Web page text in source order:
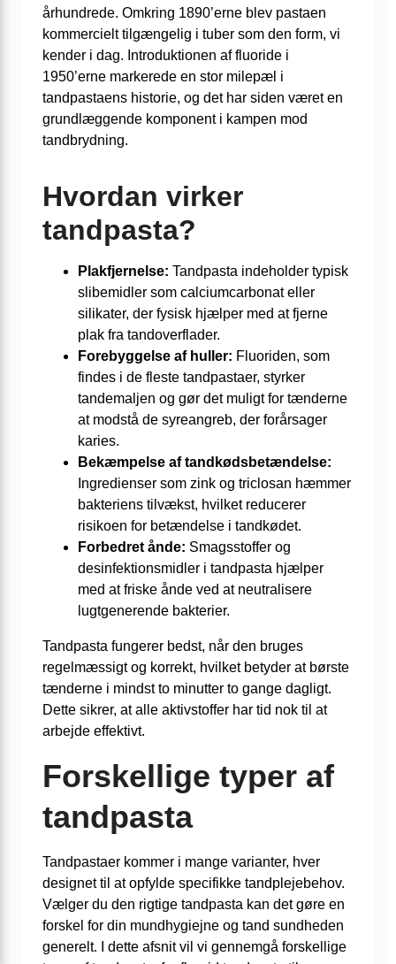
århundrede. Omkring 1890’erne blev pastaen
kommercielt tilgængelig i tuber som den form, vi
kender i dag. Introduktionen af fluoride i
1950’erne markerede en stor milepæl i
tandpastaens historie, og det har siden været en
grundlæggende komponent i kampen mod
tandbrydning.
Hvordan virker
tandpasta?
Plakfjernelse: Tandpasta indeholder typisk
slibemidler som calciumcarbonat eller
silikater, der fysisk hjælper med at fjerne
plak fra tandoverflader.
Forebyggelse af huller: Fluoriden, som
findes i de fleste tandpastaer, styrker
tandemaljen og gør det muligt for tænderne
at modstå de syreangreb, der forårsager
karies.
Bekæmpelse af tandkødsbetændelse:
Ingredienser som zink og triclosan hæmmer
bakteriens tilvækst, hvilket reducerer
risikoen for betændelse i tandkødet.
Forbedret ånde: Smagsstoffer og
desinfektionsmidler i tandpasta hjælper
med at friske ånde ved at neutralisere
lugtgenerende bakterier.
Tandpasta fungerer bedst, når den bruges
regelmæssigt og korrekt, hvilket betyder at børste
tænderne i mindst to minutter to gange dagligt.
Dette sikrer, at alle aktivstoffer har tid nok til at
arbejde effektivt.
Forskellige typer af
tandpasta
Tandpastaer kommer i mange varianter, hver
designet til at opfylde specifikke tandplejebehov.
Vælger du den rigtige tandpasta kan det gøre en
forskel for din mundhygiejne og tand sundheden
generelt. I dette afsnit vil vi gennemgå forskellige